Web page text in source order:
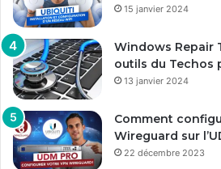
15 janvier 2024
Windows Repair
outils du Techos
13 janvier 2024
Comment
Wireguard sur
22 décembre 2023